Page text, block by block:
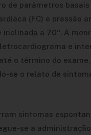
de parâmetros basais
(FC) e pressão
inclinada a 70º. A
e
o término do exame,
se o relato de
sintomas
se a